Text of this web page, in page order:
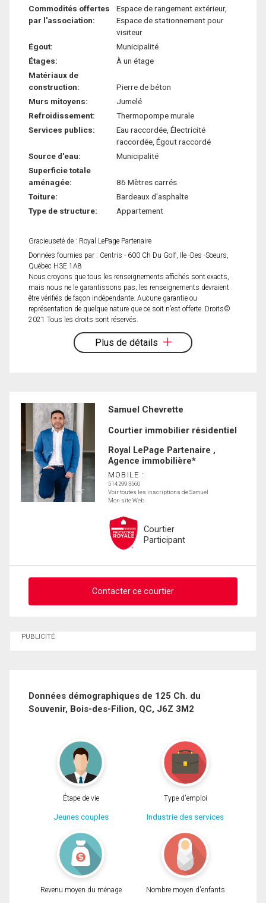
Commodités offertes
par l'association:
Espace de rangement extérieur,
Espace de stationnement pour
visiteur
Égout:
Municipalité
Étages:
À un étage
Matériaux de
construction:
Pierre de béton
Murs mitoyens:
Jumelé
Refroidissement:
Thermopompe murale
Services publics:
Eau raccordée, Électricité
raccordée, Égout raccordé
Source d'eau:
Municipalité
Superficie totale
aménagée:
86 Mètres carrés
Toiture:
Bardeaux d'asphalte
Type de structure:
Appartement
Gracieuseté de : Royal LePage Partenaire
Données fournies par : Centris - 600 Ch Du Golf, Ile -Des -Soeurs,
Québec H3E 1A8
Nous croyons que tous les renseignements affichés sont exacts,
mais nous ne le garantissons pas; les renseignements devraient
être vérifiés de façon indépendante. Aucune garantie ou
représentation de quelque nature que ce soit n’est offerte. Droits©
2021 Tous les droits sont réservés.
Plus de détails
Samuel Chevrette
Courtier immobilier résidentiel
Royal LePage Partenaire ,
Agence immobilière*
MOBILE :
514.299.3560
Voir toutes les inscriptions de Samuel
Mon site Web
Courtier
Participant
Contacter ce courtier
Demander des infos sur cette inscription
PUBLICITÉ
Données démographiques de 125 Ch. du
Souvenir, Bois-des-Filion, QC, J6Z 3M2
Étape de vie
Jeunes couples
Type d'emploi
Industrie des services
Revenu moyen du ménage Nombre moyen d'enfants